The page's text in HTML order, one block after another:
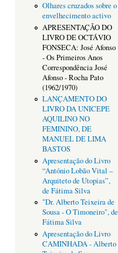
Olhares cruzados sobre o
envelhecimento activo
APRESENTAÇÃO DO
LIVRO DE OCTÁVIO
FONSECA: José Afonso
- Os Primeiros Anos
Correspondência José
Afonso - Rocha Pato
(1962/1970)
LANÇAMENTO DO
LIVRO DA UNICEPE
AQUILINO NO
FEMININO, DE
MANUEL DE LIMA
BASTOS
Apresentação do Livro
“António Lobão Vital –
Arquiteto de Utopias”,
de Fátima Silva
"Dr. Alberto Teixeira de
Sousa - O Timoneiro", de
Fátima Silva
Apresentação do Livro
CAMINHADA - Alberto